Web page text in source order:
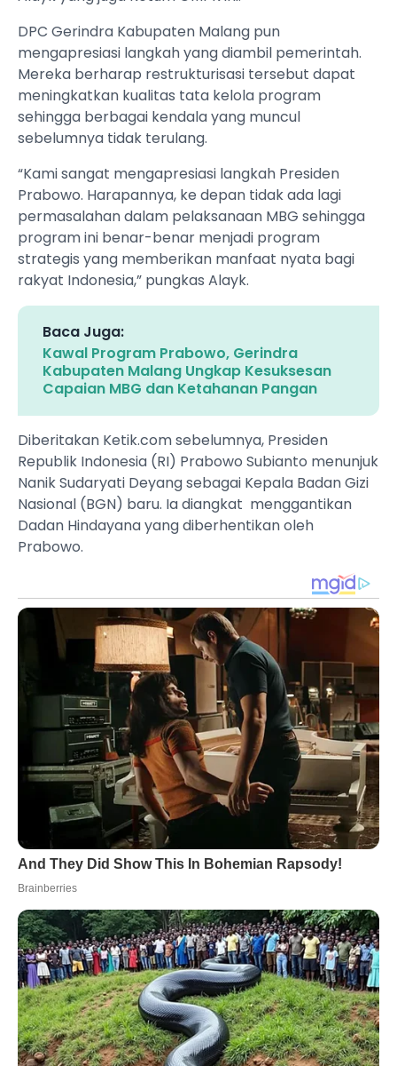
DPC Gerindra Kabupaten Malang pun
mengapresiasi langkah yang diambil pemerintah.
Mereka berharap restrukturisasi tersebut dapat
meningkatkan kualitas tata kelola program
sehingga berbagai kendala yang muncul
sebelumnya tidak terulang.
“Kami sangat mengapresiasi langkah Presiden
Prabowo. Harapannya, ke depan tidak ada lagi
permasalahan dalam pelaksanaan MBG sehingga
program ini benar-benar menjadi program
strategis yang memberikan manfaat nyata bagi
rakyat Indonesia,” pungkas Alayk.
Baca Juga:
Kawal Program Prabowo, Gerindra
Kabupaten Malang Ungkap Kesuksesan
Capaian MBG dan Ketahanan Pangan
Diberitakan Ketik.com sebelumnya, Presiden
Republik Indonesia (RI) Prabowo Subianto menunjuk
Nanik Sudaryati Deyang sebagai Kepala Badan Gizi
Nasional (BGN) baru. Ia diangkat menggantikan
Dadan Hindayana yang diberhentikan oleh
Prabowo.